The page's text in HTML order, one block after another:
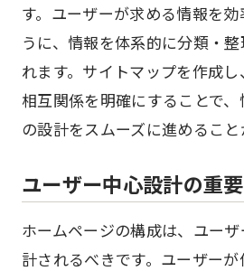
す。ユーザーが求める情報を
うに、情報を体系的に分類・
れます。サイトマップを作成
相互関係を明確にすることで
の設計をスムーズに進めること
ユーザー中心設計の重
ホームページの構成は、ユー
計されるべきです。ユーザー